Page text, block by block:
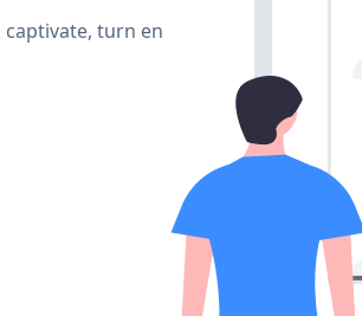
turn en